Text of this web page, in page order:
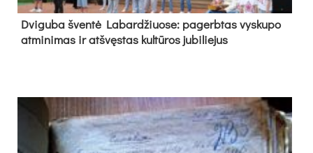
Dvi­gu­ba šven­tė La­bar­džiuo­se: pa­gerb­tas vys­ku­po
at­mi­ni­mas ir at­švęs­tas kul­tū­ros ju­bi­lie­jus